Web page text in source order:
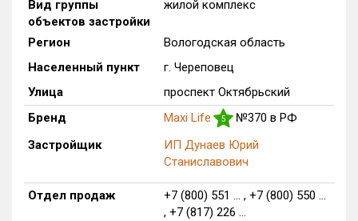
Кол-во комнат
Только новые
от до
с продажами
Вид группы
объектов застройки
жилой комплекс
Регион
Вологодская область
Населенный пункт
г. Череповец
Улица
проспект Октябрьский
Бренд
Maxi Life 5
№370 в РФ
Застройщик
ИП Дунаев Юрий
Станиславович
Отдел продаж
+7 (800) 551 ... , +7 (800) 550 ...
, +7 (817) 226 ...